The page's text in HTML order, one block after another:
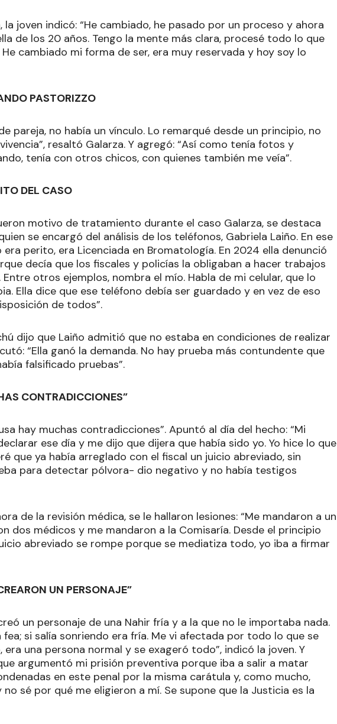
la joven indicó: “He cambiado, he pasado por un proceso y ahora
de los 20 años. Tengo la mente más clara, procesé todo lo que
cambiado mi forma de ser, era muy reservada y hoy soy lo
PASTORIZZO
pareja, no había un vínculo. Lo remarqué desde un principio, no
resaltó Galarza. Y agregó: “Así como tenía fotos y
tenía con otros chicos, con quienes también me veía”.
DEL CASO
motivo de tratamiento durante el caso Galarza, se destaca
se encargó del análisis de los teléfonos, Gabriela Laiño. En ese
era perito, era Licenciada en Bromatología. En 2024 ella denunció
decía que los fiscales y policías la obligaban a hacer trabajos
otros ejemplos, nombra el mío. Habla de mi celular, que lo
Ella dice que ese teléfono debía ser guardado y en vez de eso
de todos”.
dijo que Laiño admitió que no estaba en condiciones de realizar
“Ella ganó la demanda. No hay prueba más contundente que
falsificado pruebas”.
CONTRADICCIONES”
hay muchas contradicciones”. Apuntó al día del hecho: “Mi
ese día y me dijo que dijera que había sido yo. Yo hice lo que
que ya había arreglado con el fiscal un juicio abreviado, sin
para detectar pólvora- dio negativo y no había testigos
de la revisión médica, se le hallaron lesiones: “Me mandaron a un
dos médicos y me mandaron a la Comisaría. Desde el principio
abreviado se rompe porque se mediatiza todo, yo iba a firmar
UN PERSONAJE”
un personaje de una Nahir fría y a la que no le importaba nada.
fea; si salía sonriendo era fría. Me vi afectada por todo lo que se
era una persona normal y se exageró todo”, indicó la joven. Y
argumentó mi prisión preventiva porque iba a salir a matar
en este penal por la misma carátula y, como mucho,
sé por qué me eligieron a mí. Se supone que la Justicia es la